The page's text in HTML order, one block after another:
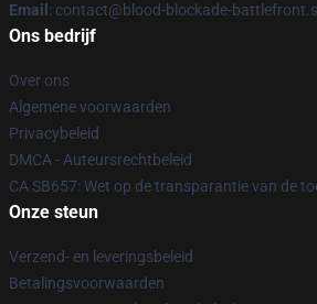
Email : contact@blood-blockade-
Ons bedrijf
Over ons
Algemene voorwaarden
Privacybeleid
DMCA - Auteursrechtbeleid
CA SB657: Wet op de transparantie van de
Onze steun
Verzend- en leveringsbeleid
Betalingsvoorwaarden